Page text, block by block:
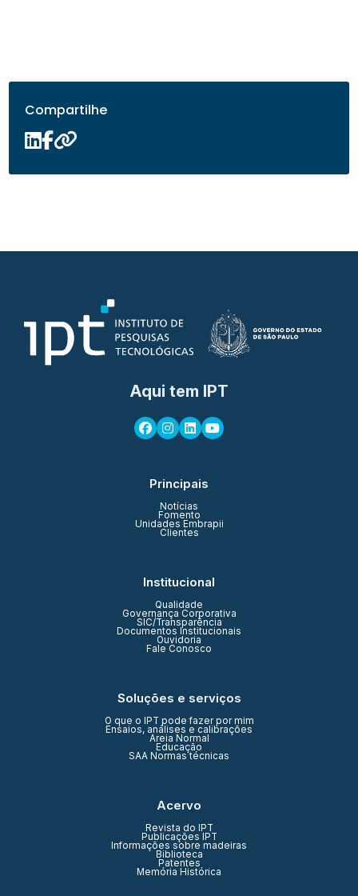
Compartilhe
Aqui tem IPT
Principais
Notícias
Fomento
Unidades Embrapii
Clientes
Institucional
Qualidade
Governança Corporativa
SIC/Transparência
Documentos Institucionais
Ouvidoria
Fale Conosco
Soluções e serviços
O que o IPT pode fazer por mim
Ensaios, análises e calibrações
Areia Normal
Educação
SAA Normas técnicas
Acervo
Revista do IPT
Publicações IPT
Informações sobre madeiras
Biblioteca
Patentes
Memória Histórica